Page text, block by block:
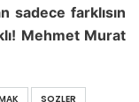
sadece farklısın
Mehmet Murat
SOZLER